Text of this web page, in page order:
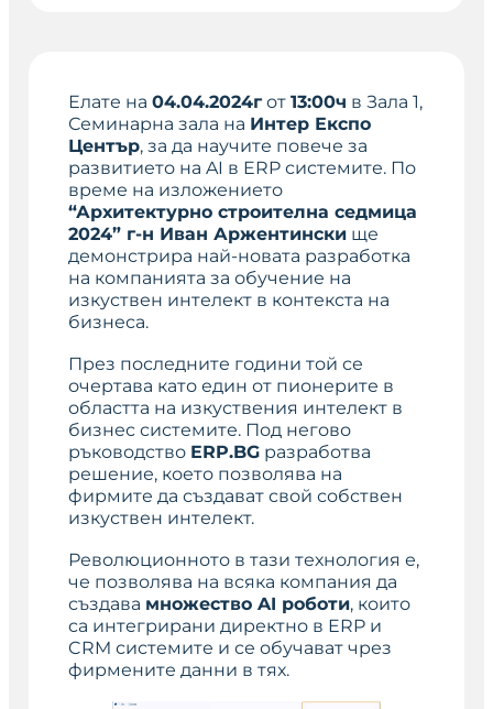
Елате на 04.04.2024г от 13:00ч в Зала 1,
Семинарна зала на Интер Експо
Център, за да научите повече за
развитието на AI в ERP системите. По
време на изложението
“Архитектурно строителна седмица
2024” г-н Иван Аржентински ще
демонстрира най-новата разработка
на компанията за обучение на
изкуствен интелект в контекста на
бизнеса.
През последните години той се
очертава като един от пионерите в
областта на изкуствения интелект в
бизнес системите. Под негово
ръководство ERP.BG разработва
решение, което позволява на
фирмите да създават свой собствен
изкуствен интелект.
Революционното в тази технология е,
че позволява на всяка компания да
създава множество AI роботи, които
са интегрирани директно в ERP и
CRM системите и се обучават чрез
фирмените данни в тях.